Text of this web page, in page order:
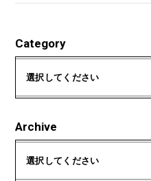
Category
選択してください
Archive
選択してください